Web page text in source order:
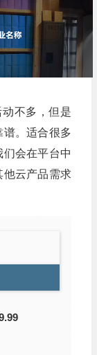
不多，但是
。适合很多
会在平台中
他云产品需求